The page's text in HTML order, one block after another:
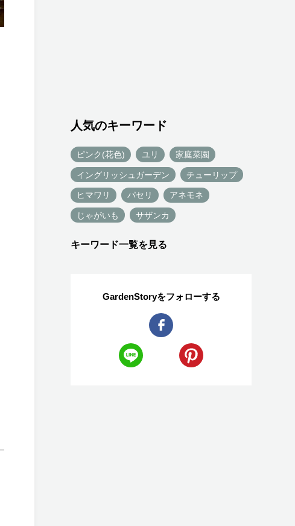
人気のキーワード
ピンク(花色) ユリ 家庭菜園
イングリッシュガーデン チューリップ
ヒマワリ パセリ アネモネ
じゃがいも サザンカ
キーワード一覧を見る
GardenStoryをフォローする